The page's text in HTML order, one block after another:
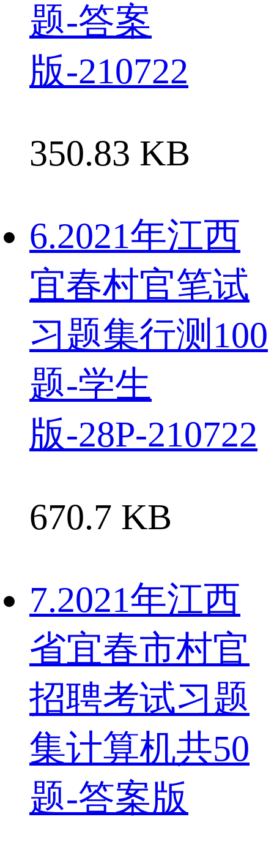
题-答案
版-210722
350.83 KB
6.2021年江西
宜春村官笔试
习题集行测100
题-学生
版-28P-210722
670.7 KB
7.2021年江西
省宜春市村官
招聘考试习题
集计算机共50
题-答案版